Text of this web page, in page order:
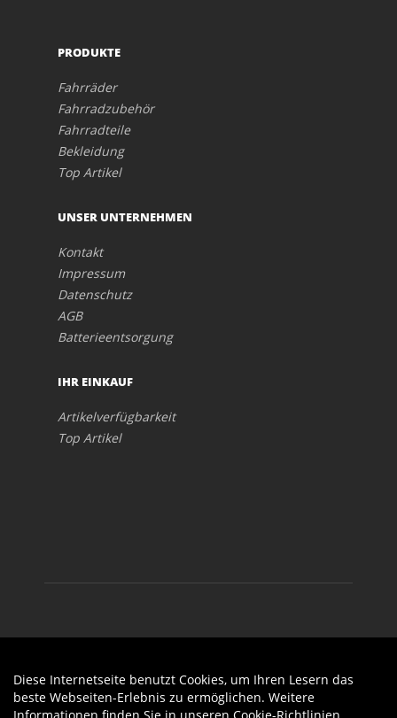
PRODUKTE
Fahrräder
Fahrradzubehör
Fahrradteile
Bekleidung
Top Artikel
UNSER UNTERNEHMEN
Kontakt
Impressum
Datenschutz
AGB
Batterieentsorgung
IHR EINKAUF
Artikelverfügbarkeit
Top Artikel
Diese Internetseite benutzt Cookies, um Ihren Lesern das
beste Webseiten-Erlebnis zu ermöglichen. Weitere
Auftrag widerrufen